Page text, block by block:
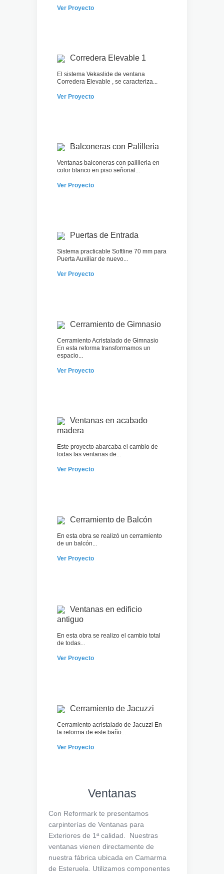
Ver Proyecto
Corredera Elevable 1
El sistema Vekaslide de ventana
Corredera Elevable , se caracteriza...
Ver Proyecto
Balconeras con Palilleria
Ventanas balconeras con palilleria en
color blanco en piso señorial...
Ver Proyecto
Puertas de Entrada
Sistema practicable Softline 70 mm para
Puerta Auxiliar de nuevo...
Ver Proyecto
Cerramiento de Gimnasio
Cerramiento Acristalado de Gimnasio
En esta reforma transformamos un
espacio...
Ver Proyecto
Ventanas en acabado
madera
Este proyecto abarcaba el cambio de
todas las ventanas de...
Ver Proyecto
Cerramiento de Balcón
En esta obra se realizó un cerramiento
de un balcón...
Ver Proyecto
Ventanas en edificio
antiguo
En esta obra se realizo el cambio total
de todas...
Ver Proyecto
Cerramiento de Jacuzzi
Cerramiento acristalado de Jacuzzi En
la reforma de este baño...
Ver Proyecto
Ventanas
Con Reformark te presentamos
carpinterías de Ventanas para
Exteriores de 1ª calidad. Nuestras
ventanas vienen directamente de
nuestra fábrica ubicada en Camarma
de Esteruela. Utilizamos componentes